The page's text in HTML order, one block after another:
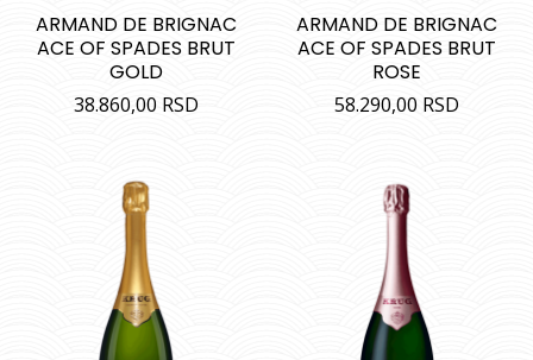
ARMAND DE BRIGNAC
ACE OF SPADES BRUT
GOLD
38.860,00 RSD
ARMAND DE BRIGNAC
ACE OF SPADES BRUT
ROSE
58.290,00 RSD